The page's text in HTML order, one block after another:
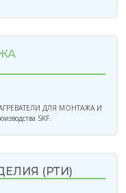
ДЛЯ МОНТАЖА И
SKF.
(РТИ)